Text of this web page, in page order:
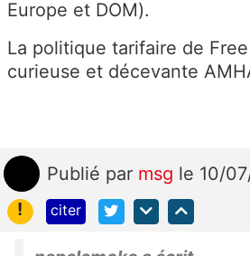
Europe et DOM).
La politique tarifaire de
curieuse et décevante
Publié par msg le 10/
!
citer